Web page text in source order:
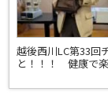
越後西川LC第33回
と！！！ 健康で